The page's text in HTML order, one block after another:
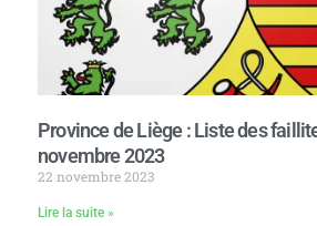
Province de Liège : Liste des
novembre 2023
22 novembre 2023
Lire la suite »